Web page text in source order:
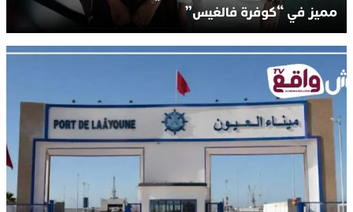
مميز في “كوفرة فالغيس”